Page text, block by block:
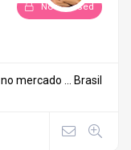
Now Closed
mercado ...
Brasil